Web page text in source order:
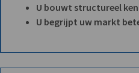
U bouwt structureel
U begrijpt uw markt